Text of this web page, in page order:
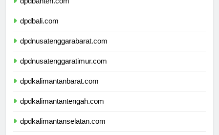
dpdbali.com
dpdnusatenggarabarat.com
dpdnusatenggaratimur.com
dpdkalimantanbarat.com
dpdkalimantantengah.com
dpdkalimantanselatan.com